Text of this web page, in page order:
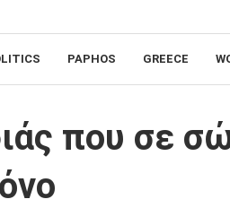
PAPHOS GREECE
που δεν έχεις χρόνο
που σε